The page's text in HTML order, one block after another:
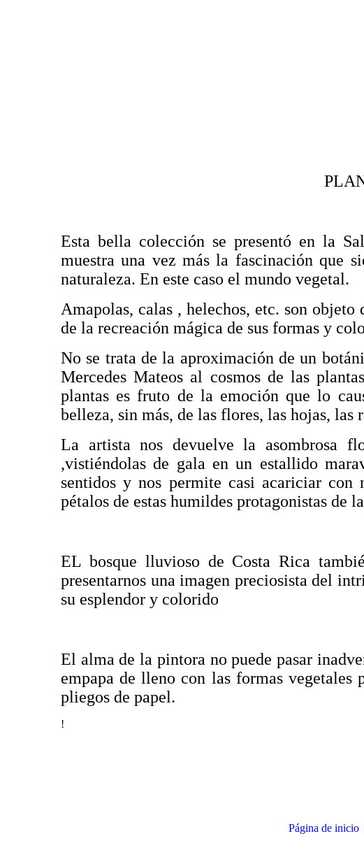
Esta bella colección se presentó en la
muestra una vez más la fascinación que
naturaleza. En este caso el mundo vegetal.
Amapolas, calas , helechos, etc. son
de la recreación mágica de sus formas y
No se trata de la aproximación de un
Mercedes Mateos al cosmos de las
plantas es fruto de la emoción que lo
belleza, sin más, de las flores, las hojas,
La artista nos devuelve la asombrosa
,vistiéndolas de gala en un estallido
sentidos y nos permite casi acariciar con
pétalos de estas humildes protagonistas de
EL bosque lluvioso de Costa Rica
presentarnos una imagen preciosista del
su esplendor y colorido
El alma de la pintora no puede pasar
empapa de lleno con las formas vegetales
pliegos de papel.
!
Página de inicio